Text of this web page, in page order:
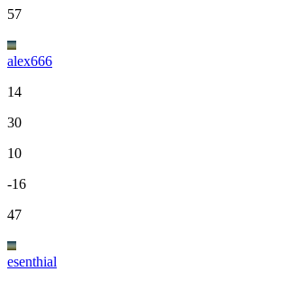
57
alex666
14
30
10
-16
47
esenthial